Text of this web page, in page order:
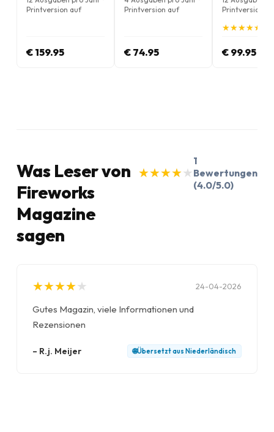
Printversion auf
€ 159.95
Printversion auf
€ 74.95
Printversion
★
★★
★★
★★
★★
★
€ 99.95
Was Leser von
Fireworks
Magazine
sagen
★
★★
★★
★★
★★
★
1
Bewertungen
(4.0/5.0)
★
★★
★★
★★
★★
★ 24-04-2026
Gutes Magazin, viele Informationen und
Rezensionen
– R.j. Meijer 🌐Übersetzt aus Niederländisch